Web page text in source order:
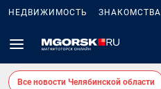
НЕДВИЖИМОСТЬ ЗНАКОМСТВА
Все новости Челябинской области